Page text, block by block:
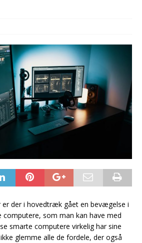
er der i hovedtræk gået en bevægelse i
computere, som man kan have med
smarte computere virkelig har sine
glemme alle de fordele, der også